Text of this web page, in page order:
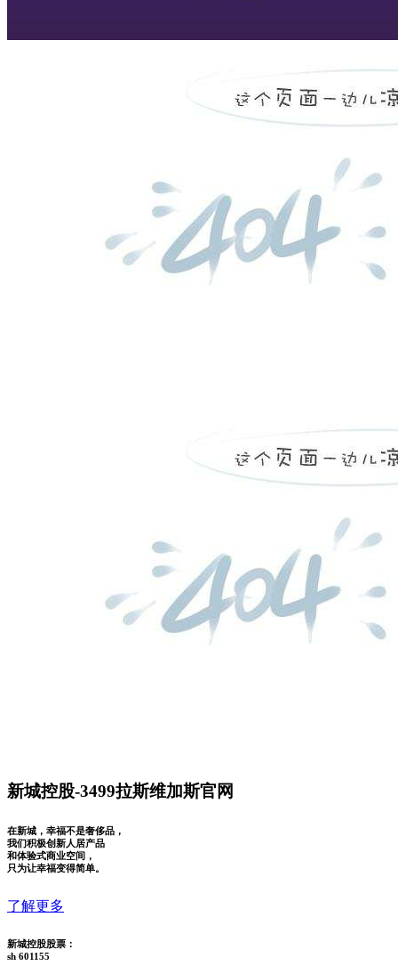
新城控股-3499拉斯维加斯官网
在新城，幸福不是奢侈品，
我们积极创新人居产品
和体验式商业空间，
只为让幸福变得简单。
了解更多
新城控股股票：
sh 601155